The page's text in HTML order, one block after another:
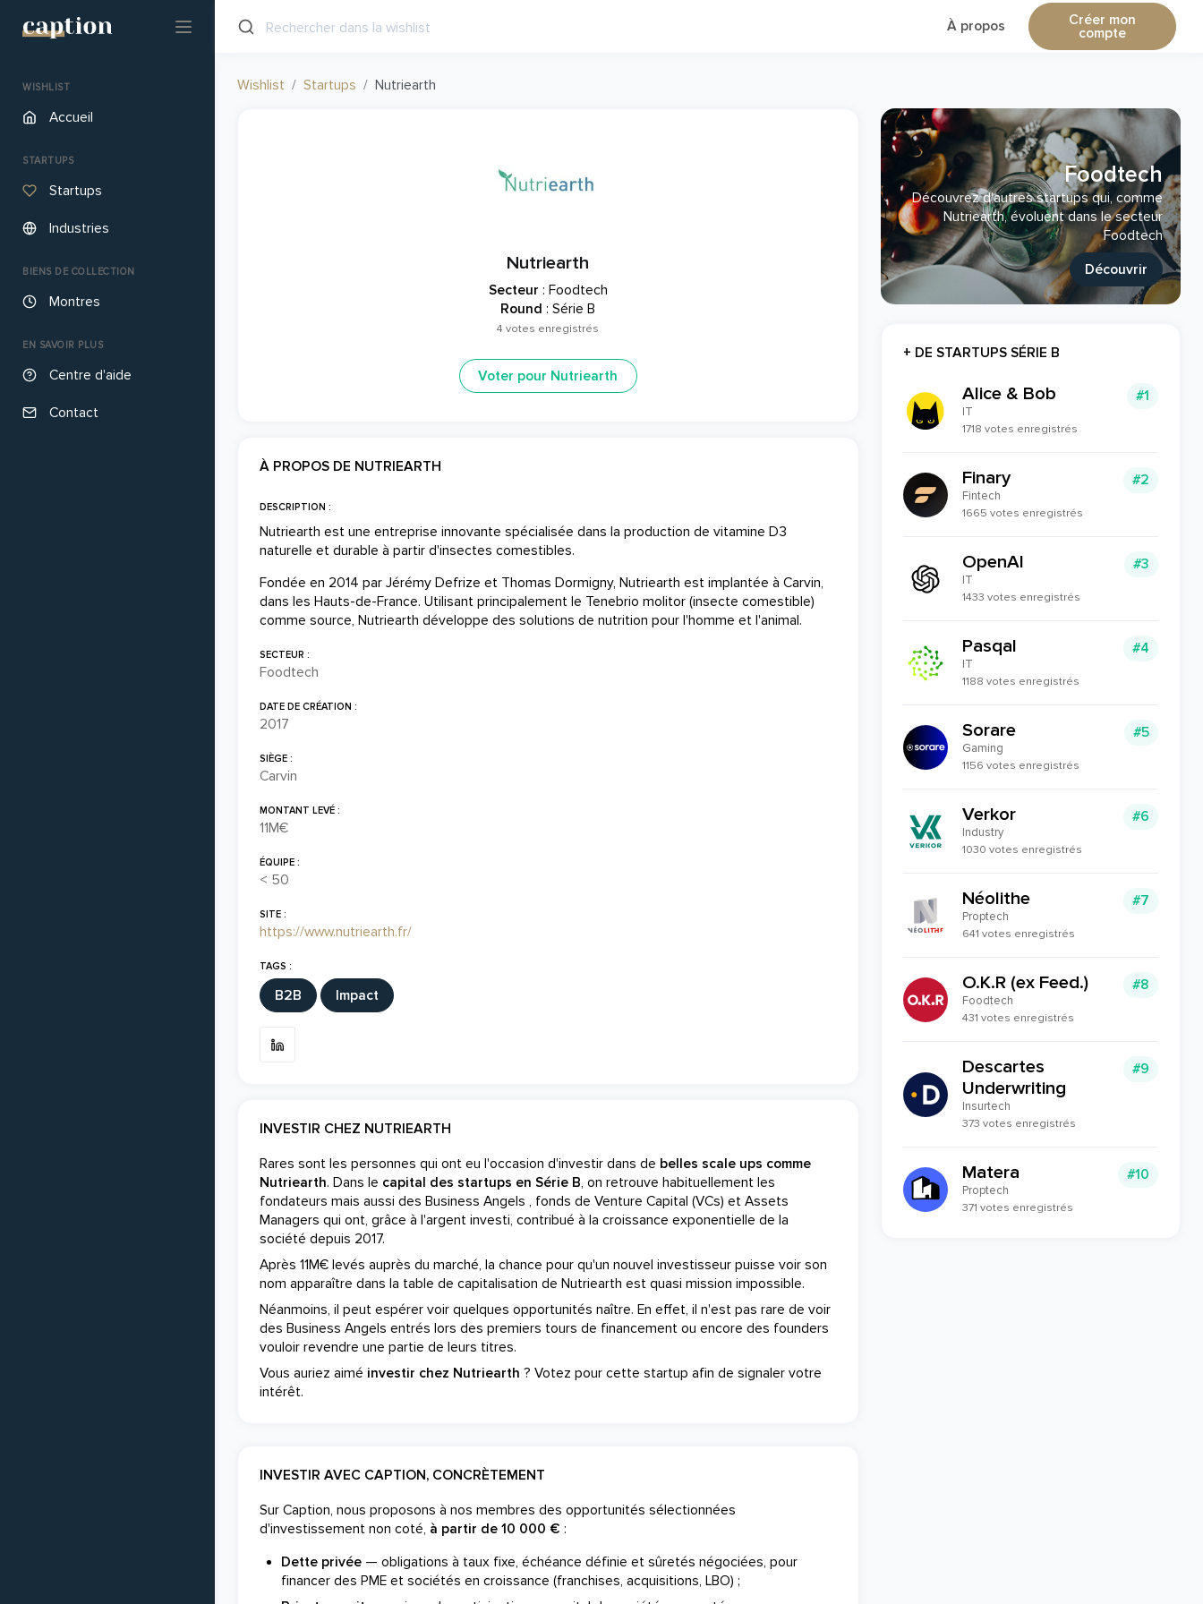
WISHLIST
Accueil
STARTUPS
Startups
Industries
BIENS DE COLLECTION
Montres
EN SAVOIR PLUS
Centre d'aide
Contact
À propos Créer mon
compte
Wishlist Startups Nutriearth
Nutriearth
Secteur : Foodtech
Round : Série B
4 votes enregistrés
Voter pour Nutriearth
À PROPOS DE NUTRIEARTH
DESCRIPTION :
Nutriearth est une entreprise innovante spécialisée dans la production de vitamine D3
naturelle et durable à partir d'insectes comestibles.
Fondée en 2014 par Jérémy Defrize et Thomas Dormigny, Nutriearth est implantée à Carvin,
dans les Hauts-de-France. Utilisant principalement le Tenebrio molitor (insecte comestible)
comme source, Nutriearth développe des solutions de nutrition pour l'homme et l'animal.
SECTEUR :
Foodtech
DATE DE CRÉATION :
2017
SIÈGE :
Carvin
MONTANT LEVÉ :
11M€
ÉQUIPE :
< 50
SITE :
https://www.nutriearth.fr/
TAGS :
B2B Impact
INVESTIR CHEZ NUTRIEARTH
Rares sont les personnes qui ont eu l'occasion d'investir dans de belles scale ups comme
Nutriearth. Dans le capital des startups en Série B, on retrouve habituellement les
fondateurs mais aussi des Business Angels , fonds de Venture Capital (VCs) et Assets
Managers qui ont, grâce à l'argent investi, contribué à la croissance exponentielle de la
société depuis 2017.
Après 11M€ levés auprès du marché, la chance pour qu'un nouvel investisseur puisse voir son
nom apparaître dans la table de capitalisation de Nutriearth est quasi mission impossible.
Néanmoins, il peut espérer voir quelques opportunités naître. En effet, il n'est pas rare de voir
des Business Angels entrés lors des premiers tours de financement ou encore des founders
vouloir revendre une partie de leurs titres.
Vous auriez aimé investir chez Nutriearth ? Votez pour cette startup afin de signaler votre
intérêt.
INVESTIR AVEC CAPTION, CONCRÈTEMENT
Sur Caption, nous proposons à nos membres des opportunités sélectionnées
d'investissement non coté, à partir de 10 000 € :
Dette privée — obligations à taux fixe, échéance définie et sûretés négociées, pour
financer des PME et sociétés en croissance (franchises, acquisitions, LBO) ;
Foodtech
Découvrez d'autres startups qui, comme
Nutriearth, évoluent dans le secteur
Foodtech
Découvrir
+ DE STARTUPS SÉRIE B
#1
Alice & Bob
IT
1718 votes enregistrés
#2
Finary
Fintech
1665 votes enregistrés
#3
OpenAI
IT
1433 votes enregistrés
#4
Pasqal
IT
1188 votes enregistrés
#5
Sorare
Gaming
1156 votes enregistrés
#6
Verkor
Industry
1030 votes enregistrés
#7
Néolithe
Proptech
641 votes enregistrés
#8
O.K.R (ex Feed.)
Foodtech
431 votes enregistrés
#9
Descartes
Underwriting
Insurtech
373 votes enregistrés
#10
Matera
Proptech
371 votes enregistrés